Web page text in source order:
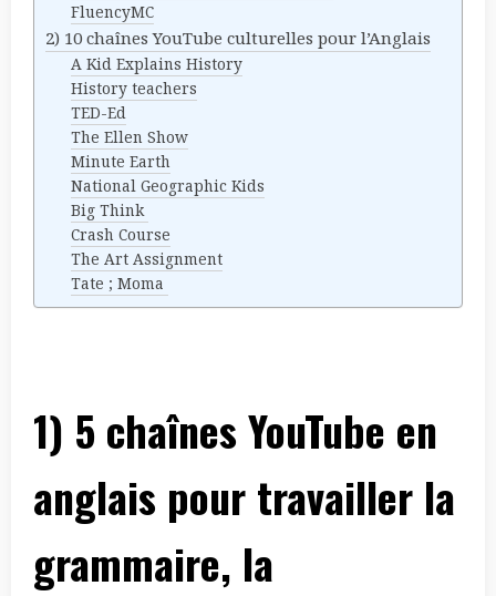
FluencyMC
2) 10 chaînes YouTube culturelles pour l’Anglais
A Kid Explains History
History teachers
TED-Ed
The Ellen Show
Minute Earth
National Geographic Kids
Big Think
Crash Course
The Art Assignment
Tate ; Moma
1) 5 chaînes YouTube en
anglais pour travailler la
grammaire, la